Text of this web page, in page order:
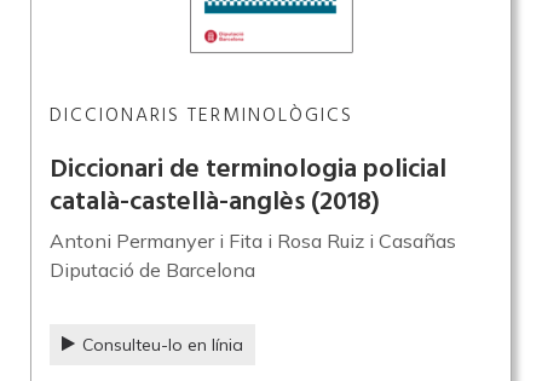
DICCIONARIS TERMINOLÒGICS
Diccionari de terminologia policial
català-castellà-anglès(2018)
Antoni Permanyer i Fita i Rosa Ruiz i Casañas
Diputació de Barcelona
Consulteu-lo en línia